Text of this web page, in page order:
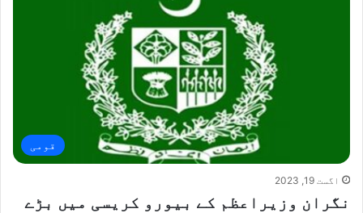
قومی
اگست 19, 2023
نگران وزیراعظم کے بیورو کریسی میں بڑے